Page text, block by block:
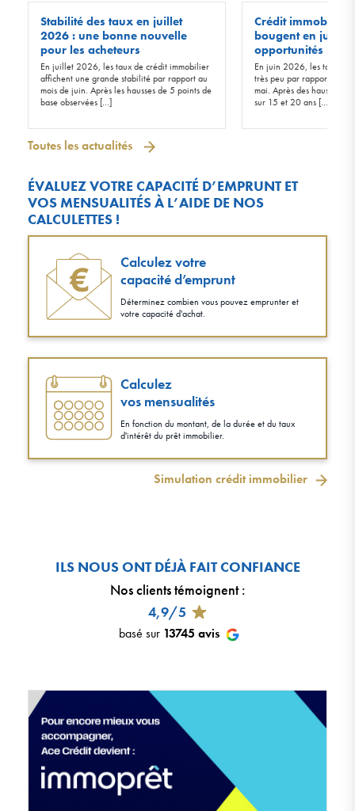
Stabilité des taux en juillet
2026 : une bonne nouvelle
pour les acheteurs
En juillet 2026, les taux de crédit immobilier
affichent une grande stabilité par rapport au
mois de juin. Après les hausses de 5 points de
base observées […]
Crédit immobilier
bougent en juin
opportunités !
En juin 2026, les taux
très peu par rapport à
mai. Après des hausses
sur 15 et 20 ans […]
Toutes les actualités
ÉVALUEZ VOTRE CAPACITÉ D’EMPRUNT ET
VOS MENSUALITÉS À L’AIDE DE NOS
CALCULETTES !
Calculez votre
capacité d’emprunt
Déterminez combien vous pouvez emprunter et
votre capacité d'achat.
Calculez
vos mensualités
En fonction du montant, de la durée et du taux
d'intérêt du prêt immobilier.
Simulation crédit immobilier
ILS NOUS ONT DÉJÀ FAIT CONFIANCE
Nos clients témoignent:
4,9/5
basé sur 13745 avis